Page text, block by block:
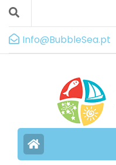
Info@BubbleSea.pt